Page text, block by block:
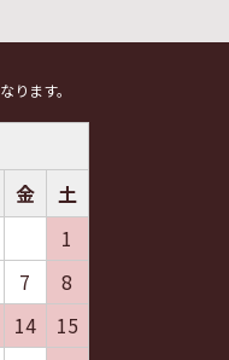
ります。
金
土
1
7
8
14
15